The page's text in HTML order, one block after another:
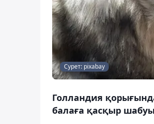
Сурет: pixabay
Голландия
балаға қасқыр